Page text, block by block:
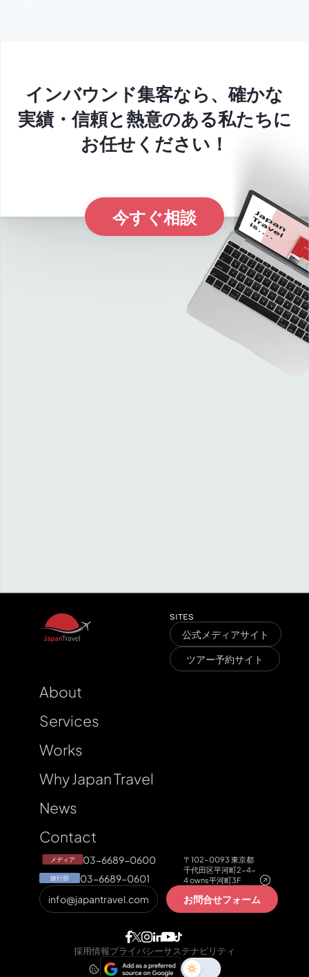
F
u
k
u
s
h
i
m
a
T
r
a
v
e
l
今すぐ相談
インバウンド集客なら、確かな
実績・信頼と熱意のある私たちに
お任せください！
SITES
公式メディアサイト
ツアー予約サイト
About
Services
Works
Why Japan Travel
News
Contact
メディア 03-6689-0600
旅行部 03-6689-0601
〒102-0093 東京都
千代田区平河町2-4-
4 owns平河町3F
お問合せフォーム
info@japantravel.com
採用情報プライバシーサステナビリティ